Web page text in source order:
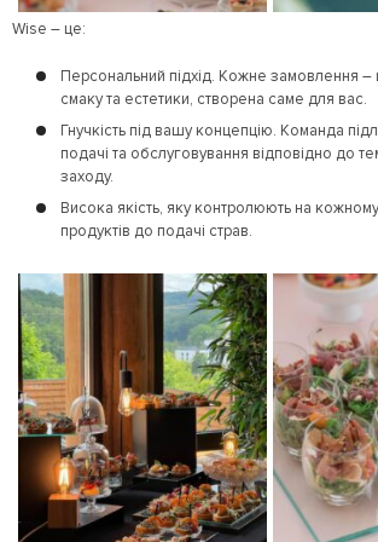
Wise – це:
Персональний підхід. Кожне замовлення –
смаку та естетики, створена саме для вас.
Гнучкість під вашу концепцію. Команда
подачі та обслуговування відповідно до
заходу.
Висока якість, яку контролюють на
продуктів до подачі страв.